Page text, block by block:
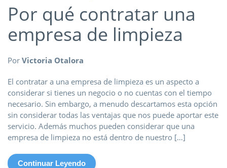
Por qué contratar una
empresa de limpieza
Por Victoria Otalora
El contratar a una empresa de limpieza es un aspecto a
considerar si tienes un negocio o no cuentas con el tiempo
necesario. Sin embargo, a menudo descartamos esta opción
sin considerar todas las ventajas que nos puede aportar este
servicio. Además muchos pueden considerar que una
empresa de limpieza no está dentro de nuestro […]
Continuar Leyendo